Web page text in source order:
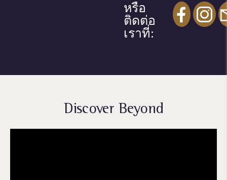
หรือ
ติดต่อ
เราที่:
Discover Beyond